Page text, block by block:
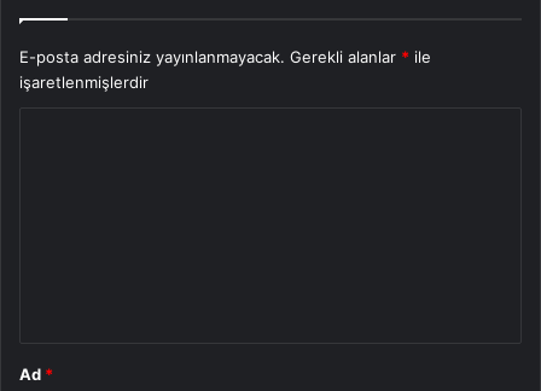
E-posta adresiniz yayınlanmayacak. Gerekli alanlar * ile
işaretlenmişlerdir
Ad *